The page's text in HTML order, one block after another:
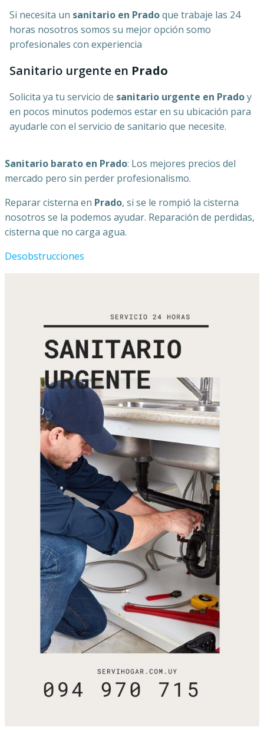
Si necesita un sanitario en Pradoque trabaje las 24
horas nosotros somos su mejor opción somo
profesionales con experiencia
Sanitario urgente en Prado
Solicita ya tu servicio de sanitario urgente en Pradoy
en pocos minutos podemos estar en su ubicación para
ayudarle con el servicio de sanitario que necesite.
Sanitario barato en Prado: Los mejores precios del
mercado pero sin perder profesionalismo.
Reparar cisterna en Prado, si se le rompió la cisterna
nosotros se la podemos ayudar. Reparación de perdidas,
cisterna que no carga agua.
Desobstrucciones